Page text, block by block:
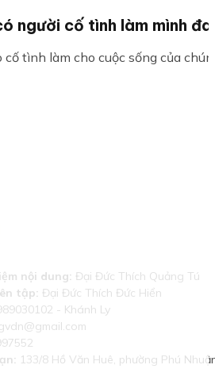
người cố tình làm mình
cố tình làm cho cuộc sống của
nội dung: Đại Đức Thích Quảng Tú
tập: Đại Đức Thích Đức Hiển
- Khánh Ly
133/8 Hồ Văn Huê, phường Phú